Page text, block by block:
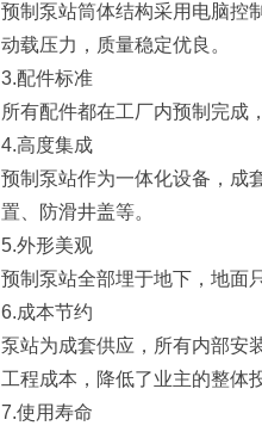
预制泵站筒体结构采用电脑控
动载压力，质量稳定优良。
3.配件标准
所有配件都在工厂内预制完成
4.高度集成
预制泵站作为一体化设备，成
置、防滑井盖等。
5.外形美观
预制泵站全部埋于地下，地面
6.成本节约
泵站为成套供应，所有内部安
工程成本，降低了业主的整体
7.使用寿命